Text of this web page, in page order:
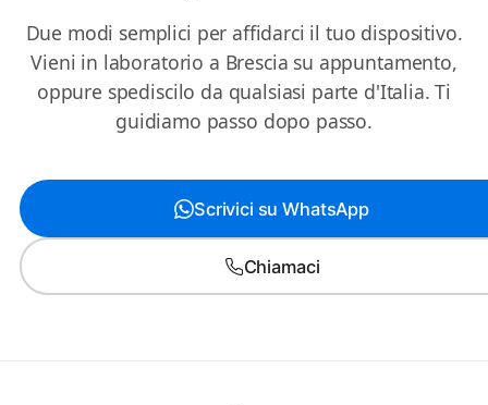
Due modi semplici per affidarci il tuo dispositivo.
Vieni in laboratorio a Brescia su appuntamento,
oppure spediscilo da qualsiasi parte d'Italia. Ti
guidiamo passo dopo passo.
Scrivici su WhatsApp
Chiamaci